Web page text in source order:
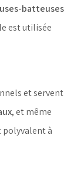
batteuses
est utilisée
et servent
, et même
polyvalent à